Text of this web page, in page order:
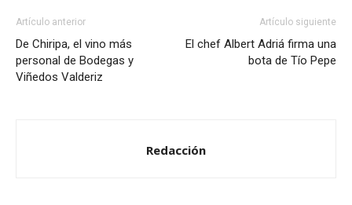
Artículo anterior
De Chiripa, el vino más
personal de Bodegas y
Viñedos Valderiz
Artículo siguiente
El chef Albert Adriá firma una
bota de Tío Pepe
Redacción